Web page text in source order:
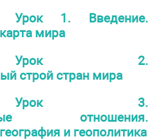
Урок 1. Введение.
мира
Урок 2.
строй стран мира
Урок 3.
отношения.
и геополитика